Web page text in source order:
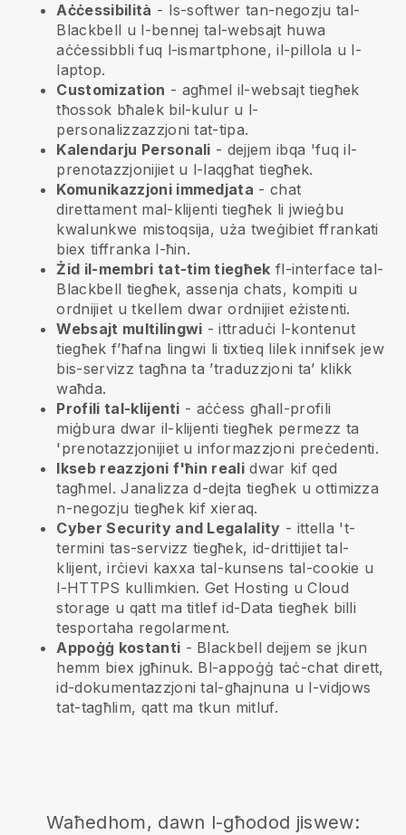
Aċċessibilità - Is-softwer tan-negozju tal-
Blackbell u l-bennej tal-websajt huwa
aċċessibbli fuq l-ismartphone, il-pillola u l-
laptop.
Customization - agħmel il-websajt tiegħek
tħossok bħalek bil-kulur u l-
personalizzazzjoni tat-tipa.
Kalendarju Personali - dejjem ibqa 'fuq il-
prenotazzjonijiet u l-laqgħat tiegħek.
Komunikazzjoni immedjata - chat
direttament mal-klijenti tiegħek li jwieġbu
kwalunkwe mistoqsija, uża tweġibiet ffrankati
biex tiffranka l-ħin.
Żid il-membri tat-tim tiegħek fl-interface tal-
Blackbell tiegħek, assenja chats, kompiti u
ordnijiet u tkellem dwar ordnijiet eżistenti.
Websajt multilingwi - ittraduċi l-kontenut
tiegħek f’ħafna lingwi li tixtieq lilek innifsek jew
bis-servizz tagħna ta ’traduzzjoni ta’ klikk
waħda.
Profili tal-klijenti - aċċess għall-profili
miġbura dwar il-klijenti tiegħek permezz ta
'prenotazzjonijiet u informazzjoni preċedenti.
Ikseb reazzjoni f'ħin reali dwar kif qed
tagħmel. Janalizza d-dejta tiegħek u ottimizza
n-negozju tiegħek kif xieraq.
Cyber Security and Legalality - ittella 't-
termini tas-servizz tiegħek, id-drittijiet tal-
klijent, irċievi kaxxa tal-kunsens tal-cookie u
l-HTTPS kullimkien. Get Hosting u Cloud
storage u qatt ma titlef id-Data tiegħek billi
tesportaha regolarment.
Appoġġ kostanti - Blackbell dejjem se jkun
hemm biex jgħinuk. Bl-appoġġ taċ-chat dirett,
id-dokumentazzjoni tal-għajnuna u l-vidjows
tat-tagħlim, qatt ma tkun mitluf.
Waħedhom, dawn l-għodod jiswew: